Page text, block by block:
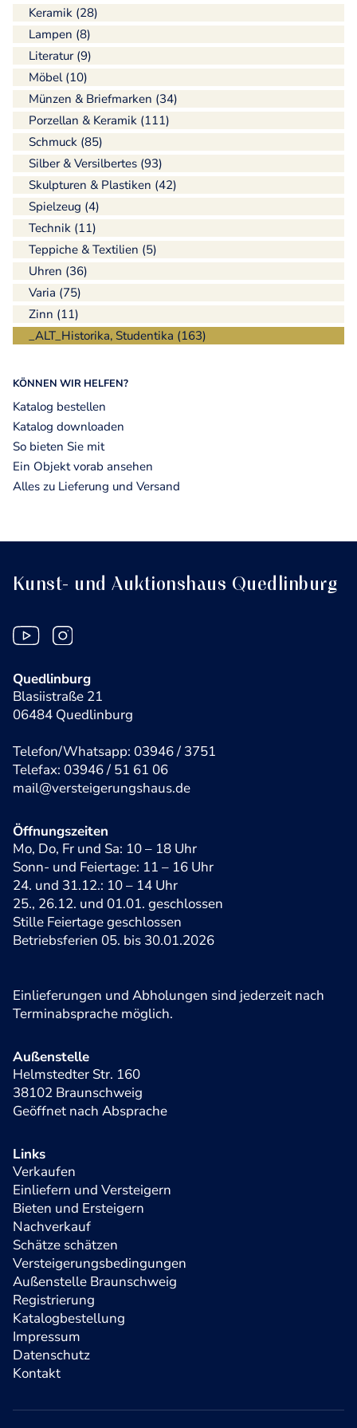
Keramik (28)
Lampen (8)
Literatur (9)
Möbel (10)
Münzen & Briefmarken (34)
Porzellan & Keramik (111)
Schmuck (85)
Silber & Versilbertes (93)
Skulpturen & Plastiken (42)
Spielzeug (4)
Technik (11)
Teppiche & Textilien (5)
Uhren (36)
Varia (75)
Zinn (11)
_ALT_Historika, Studentika (163)
KÖNNEN WIR HELFEN?
Katalog bestellen
Katalog downloaden
So bieten Sie mit
Ein Objekt vorab ansehen
Alles zu Lieferung und Versand
Kunst- und Auktionshaus Quedlinburg
Quedlinburg
Blasiistraße 21
06484 Quedlinburg
Telefon/Whatsapp: 03946 / 3751
Telefax: 03946 / 51 61 06
mail@versteigerungshaus.de
Öffnungszeiten
Mo, Do, Fr und Sa: 10 – 18 Uhr
Sonn- und Feiertage: 11 – 16 Uhr
24. und 31.12.: 10 – 14 Uhr
25., 26.12. und 01.01. geschlossen
Stille Feiertage geschlossen
Betriebsferien 05. bis 30.01.2026
Einlieferungen und Abholungen sind jederzeit nach
Terminabsprache möglich.
Außenstelle
Helmstedter Str. 160
38102 Braunschweig
Geöffnet nach Absprache
Links
Verkaufen
Einliefern und Versteigern
Bieten und Ersteigern
Nachverkauf
Schätze schätzen
Versteigerungsbedingungen
Außenstelle Braunschweig
Registrierung
Katalogbestellung
Impressum
Datenschutz
Kontakt